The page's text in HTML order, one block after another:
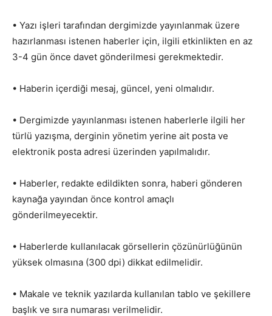
• Yazı işleri tarafından dergimizde yayınlanmak üzere
hazırlanması istenen haberler için, ilgili etkinlikten en az
3-4 gün önce davet gönderilmesi gerekmektedir.
• Haberin içerdiği mesaj, güncel, yeni olmalıdır.
• Dergimizde yayınlanması istenen haberlerle ilgili her
türlü yazışma, derginin yönetim yerine ait posta ve
elektronik posta adresi üzerinden yapılmalıdır.
• Haberler, redakte edildikten sonra, haberi gönderen
kaynağa yayından önce kontrol amaçlı
gönderilmeyecektir.
• Haberlerde kullanılacak görsellerin çözünürlüğünün
yüksek olmasına (300 dpi) dikkat edilmelidir.
• Makale ve teknik yazılarda kullanılan tablo ve şekillere
başlık ve sıra numarası verilmelidir.